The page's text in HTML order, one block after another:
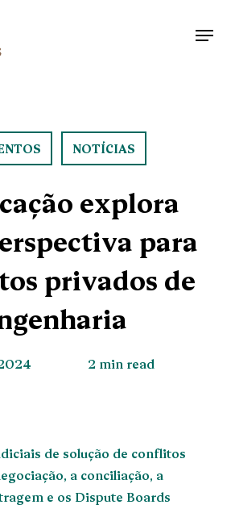
NOTÍCIAS
explora
para
privados de
2 min read
de solução de conflitos
a conciliação, a
e os Dispute Boards